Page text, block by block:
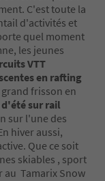
C'est toute la
d'activités et
quel moment
les jeunes
VTT
en rafting
frisson en
sur rail
sur l'une des
hiver aussi,
Que ce soit
skiables , sport
au Tamarix Snow